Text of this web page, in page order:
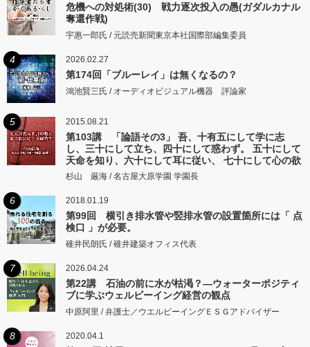
危機への対処術(30) 戦力逐次投入の愚(ガダルカナル
奪還作戦)
宇惠一郎氏 / 元読売新聞東京本社国際部編集委員
4 2026.02.27
第174回「ブルーレイ」は無くなるの？
鴻池賢三氏 / オーディオビジュアル機器 評論家
5 2015.08.21
第103講 「論語その3」 吾、十有五にして学に志
し、三十にして立ち、四十にして惑わず。 五十にして
天命を知り、六十にして耳に従い、 七十にして心の欲
するところに従いて矩をこえず。
杉山 厳海 / 名古屋大原学園 学園長
6 2018.01.19
第99回 横引き排水管や竪排水管の設置箇所には「 点
検口 」が必要。
碓井民朗氏 / 碓井建築オフィス代表
7 2026.04.24
第22講 石油の前に水が枯渇？―ウォーターポジティ
ブに学ぶウェルビーイング経営の観点
中原阿里 / 弁護士／ウエルビーイングＥＳＧアドバイザー
8 2020.04.1